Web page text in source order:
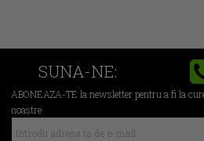
SUNA-NE:
ABONEAZA-TE la newsletter pentru a fi la
noastre